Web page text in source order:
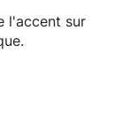
l'accent sur
se mêle